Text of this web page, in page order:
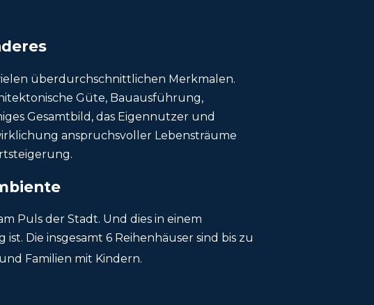
überdurchschnittlichen Merkmalen.
Güte, Bauausführung,
Gesamtbild, das Eigennutzer und
anspruchsvoller Lebensträume
Puls der Stadt. Und dies in einem
Die insgesamt 6 Reihenhäuser sind bis zu
Familien mit Kindern.